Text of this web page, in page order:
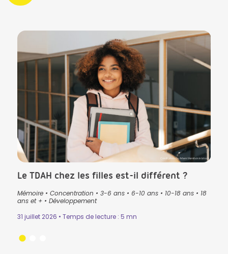
Crédit photo by Artem Varnitsin in Istock
Le TDAH chez les filles est-il différent ?
Mémoire• Concentration • 3-6 ans• 6-10 ans• 10-18 ans• 18
ans et +• Développement
31 juillet 2026 • Temps de lecture : 5 mn